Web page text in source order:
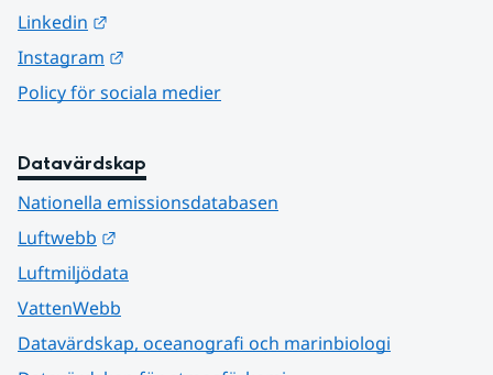
Linkedin
Instagram
Policy för sociala medier
Datavärdskap
Nationella emissionsdatabasen
Luftwebb
Luftmiljödata
VattenWebb
Datavärdskap, oceanografi och marinbiologi